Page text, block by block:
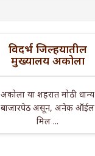
विदर्भ जिल्हयातील
मुख्यालय अकोला
अकोला या शहरात मोठी धान्य
बाजारपेठ असून, अनेक ऑईल
मिल ...